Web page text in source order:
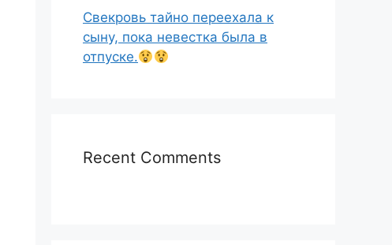
Свекровь тайно переехала к
сыну, пока невестка была в
отпуске.
Recent Comments